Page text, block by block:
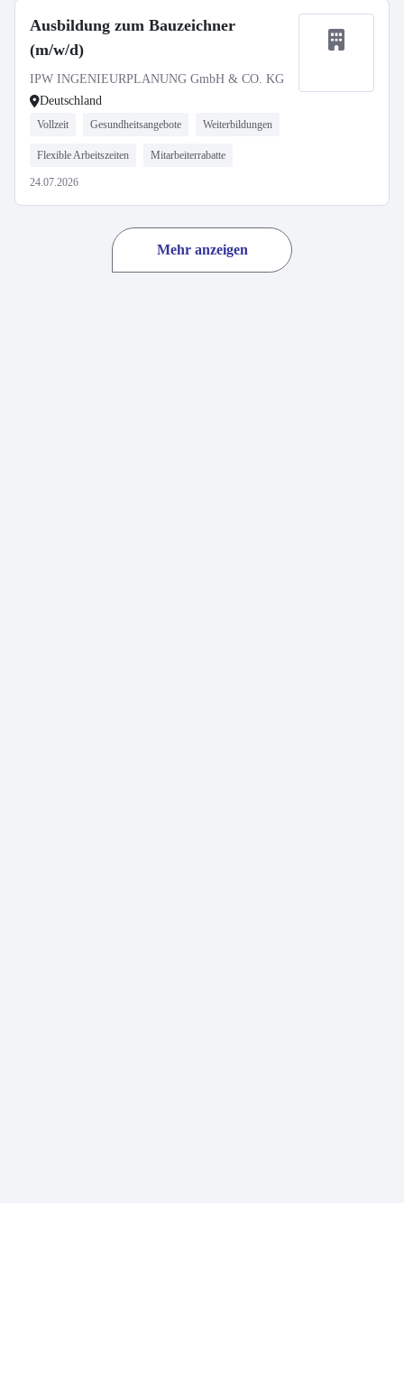
Ausbildung zum Bauzeichner
(m/w/d)
IPW INGENIEURPLANUNG GmbH & CO. KG
Deutschland
Vollzeit Gesundheitsangebote Weiterbildungen
Flexible Arbeitszeiten Mitarbeiterrabatte
24.07.2026
Mehr anzeigen